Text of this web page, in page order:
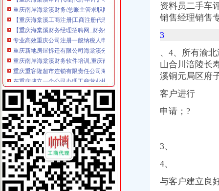
重庆南岸海棠溪财务/总账主管求职网_重庆南岸海棠溪财务/总账主管简
【重庆海棠溪工商注册|工商注册代理|工商注册代办】-重庆赶集网
【重庆海棠溪财务经理招聘网_财务经理招聘信息】-重庆智联招聘
专业高效重庆公司注册一般纳税人申请代理记账重庆工商年检今题网
重庆新地房屋拆迁有限公司海棠溪分公司_【电话地址_招聘信息_注册
重庆南岸海棠溪财务软件培训,重庆南岸海棠溪财务软件培训班,重庆
重庆重客隆超市连锁有限责任公司海棠溪连锁店_【信用信息_诉讼信息
在重庆成立一个公司办理工商营业执照需要什么手续重庆工商年检今
【海棠溪财务软件培训课程_海棠溪财务软件培训班】-重庆培训网
【重庆海棠溪理财服务招聘网_理财服务招聘信息】-重庆智联招聘
【海棠溪财务培训课程_海棠溪财务培训班】-重庆培训网
会计_重庆和泓物业服务有限公司招聘信息—中华英才网
重庆市南岸区土产日杂公司海棠溪门市部_【信用信息_诉讼信息_财务
重庆浦辉房地产开发有限公司
成都权威的公司转让公司在哪里_鱼嘴公司转让_成都果岭创业投资管理
华北高速：招商证券股份有限公司关于招商局公路网络科技控股股份有
海棠溪总务招聘|海棠溪总务职位信息汇总|总务重庆招聘分类-数字英
重庆海棠溪渠道拓展招聘（2017年）-职友集（让就业决策更聪明）
想要具有口碑的公司注销服务,就找果岭创投_海棠溪街道公司变更_
资料员二手车
销售经理销售
3
、4、所有渝
山合川涪陵长
溪铜元局区府
客户进行
申请；?
3、
4、
与客户建立良